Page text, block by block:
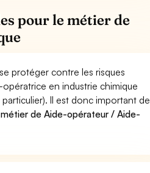
pour le métier de
protéger contre les risques
en industrie chimique
Il est donc important de
de Aide-opérateur / Aide-